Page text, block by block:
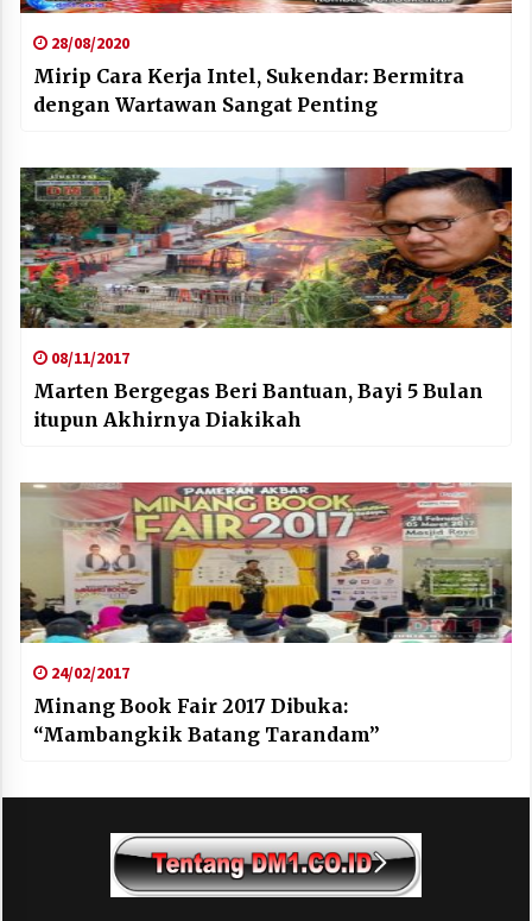
28/08/2020
Mirip Cara Kerja Intel, Sukendar: Bermitra
dengan Wartawan Sangat Penting
08/11/2017
Marten Bergegas Beri Bantuan, Bayi 5 Bulan
itupun Akhirnya Diakikah
24/02/2017
Minang Book Fair 2017 Dibuka:
“Mambangkik Batang Tarandam”